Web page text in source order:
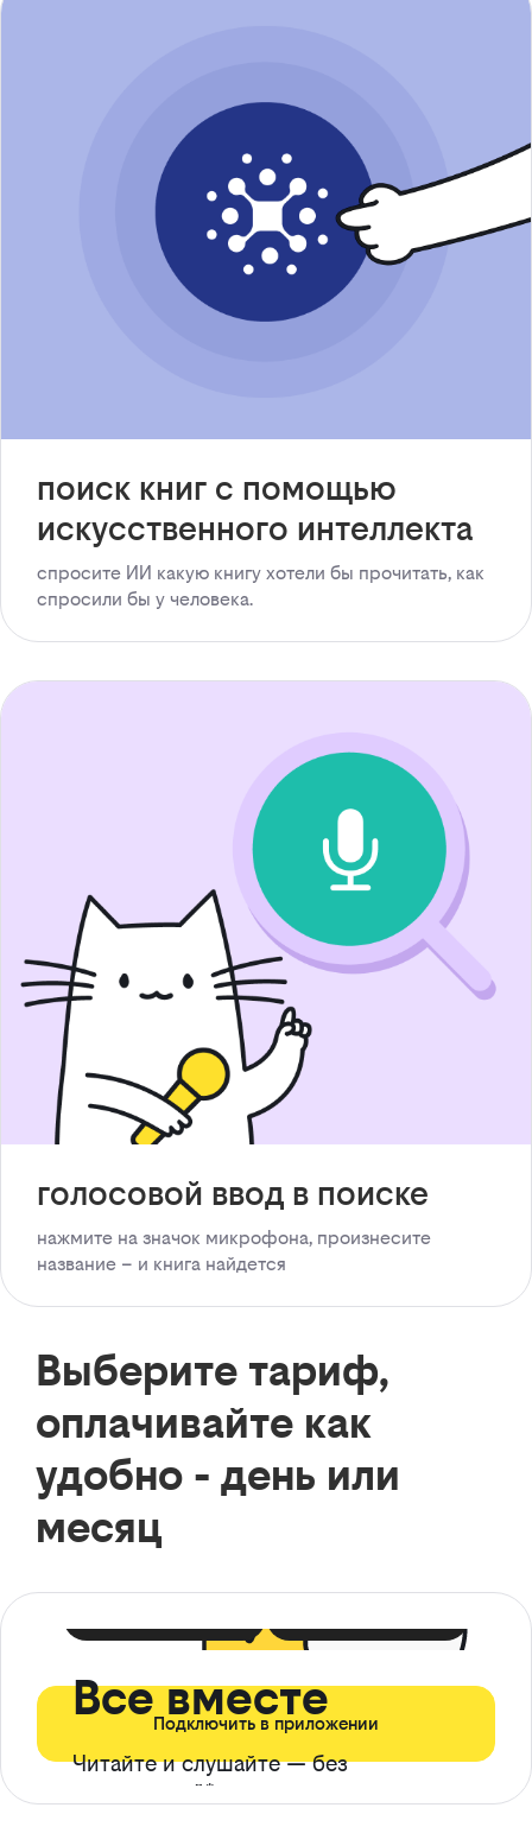
поиск книг с помощью
искусственного интеллекта
спросите ИИ какую книгу хотели бы прочитать, как
спросили бы у человека.
голосовой ввод в поиске
нажмите на значок микрофона, произнесите
название – и книга найдется
Выберите тариф,
оплачивайте как
удобно - день или
месяц
Все вместе
Читайте и слушайте — без
ограничений*
Подключить в приложении